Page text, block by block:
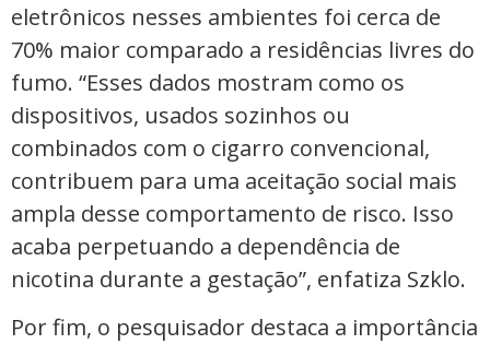
eletrônicos nesses ambientes foi cerca de
70% maior comparado a residências livres do
fumo. “Esses dados mostram como os
dispositivos, usados sozinhos ou
combinados com o cigarro convencional,
contribuem para uma aceitação social mais
ampla desse comportamento de risco. Isso
acaba perpetuando a dependência de
nicotina durante a gestação”, enfatiza Szklo.
Por fim, o pesquisador destaca a importância